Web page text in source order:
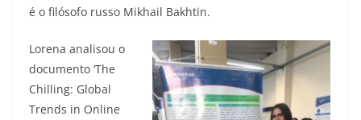
é o filósofo russo Mikhail Bakhtin.
Lorena analisou o
documento ‘The
Chilling: Global
Trends in Online